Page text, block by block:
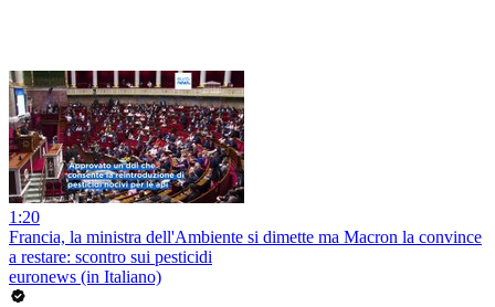
1:20
Francia, la ministra dell'Ambiente si dimette ma Macron la convince
a restare: scontro sui pesticidi
euronews (in Italiano)